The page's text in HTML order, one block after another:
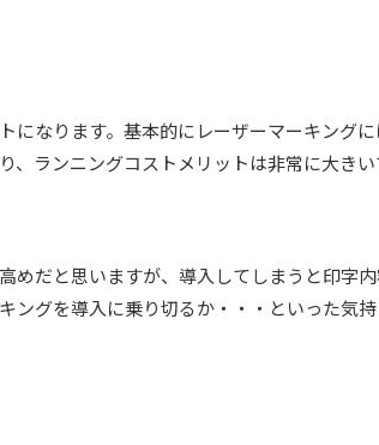
になります。基本的にレーザーマーキング
、ランニングコストメリットは非常に大きい
めだと思いますが、導入してしまうと印字
ングを導入に乗り切るか・・・といった気